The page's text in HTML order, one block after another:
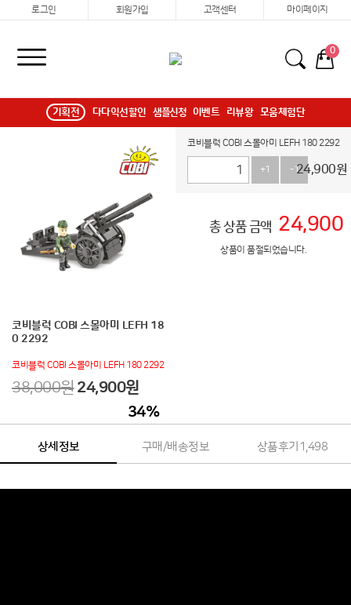
로그인 회원가입 고객센터 마이페이지
0
기획전 다다익선할인 샘플신청 이벤트 리뷰왕 모움체험단
코비블럭 COBI 스몰아미 LEFH 18
0 2292
코비블럭 COBI 스몰아미 LEFH 180 2292
38,000원 24,900원
34%
코비블럭 COBI 스몰아미 LEFH 180 2292
+1 -124,900원
총 상품 금액 24,900
상품이 품절되었습니다.
상세정보 구매/배송정보 상품후기 1,498